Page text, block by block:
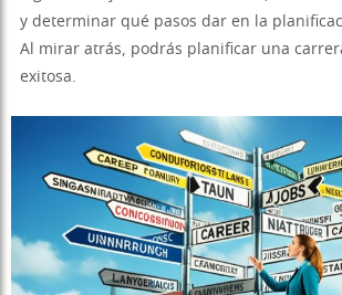
y determinar qué pasos dar en la
Al mirar atrás, podrás planificar una
exitosa.